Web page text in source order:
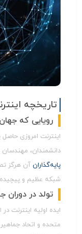
تاریخچه
رویایی که
اینترنت امروزی
دانشمندان،
پایه‌گذاران آن هرگز
شبکه عظیم و
تولد در دوران
ایده اولیه اینترنت
متحده و اتحاد